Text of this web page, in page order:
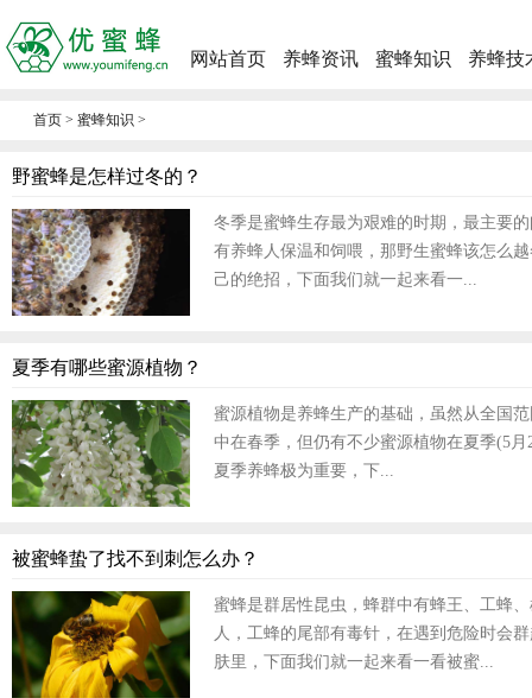
网站首页 养蜂资讯 蜜蜂知识 养蜂技
首页 > 蜜蜂知识 >
野蜜蜂是怎样过冬的？
冬季是蜜蜂生存最为艰难的时期，最主要
有养蜂人保温和饲喂，那野生蜜蜂该怎么
己的绝招，下面我们就一起来看一...
夏季有哪些蜜源植物？
蜜源植物是养蜂生产的基础，虽然从全国
中在春季，但仍有不少蜜源植物在夏季(5
夏季养蜂极为重要，下...
被蜜蜂蛰了找不到刺怎么办？
蜜蜂是群居性昆虫，蜂群中有蜂王、工蜂
人，工蜂的尾部有毒针，在遇到危险时会
肤里，下面我们就一起来看一看被蜜...